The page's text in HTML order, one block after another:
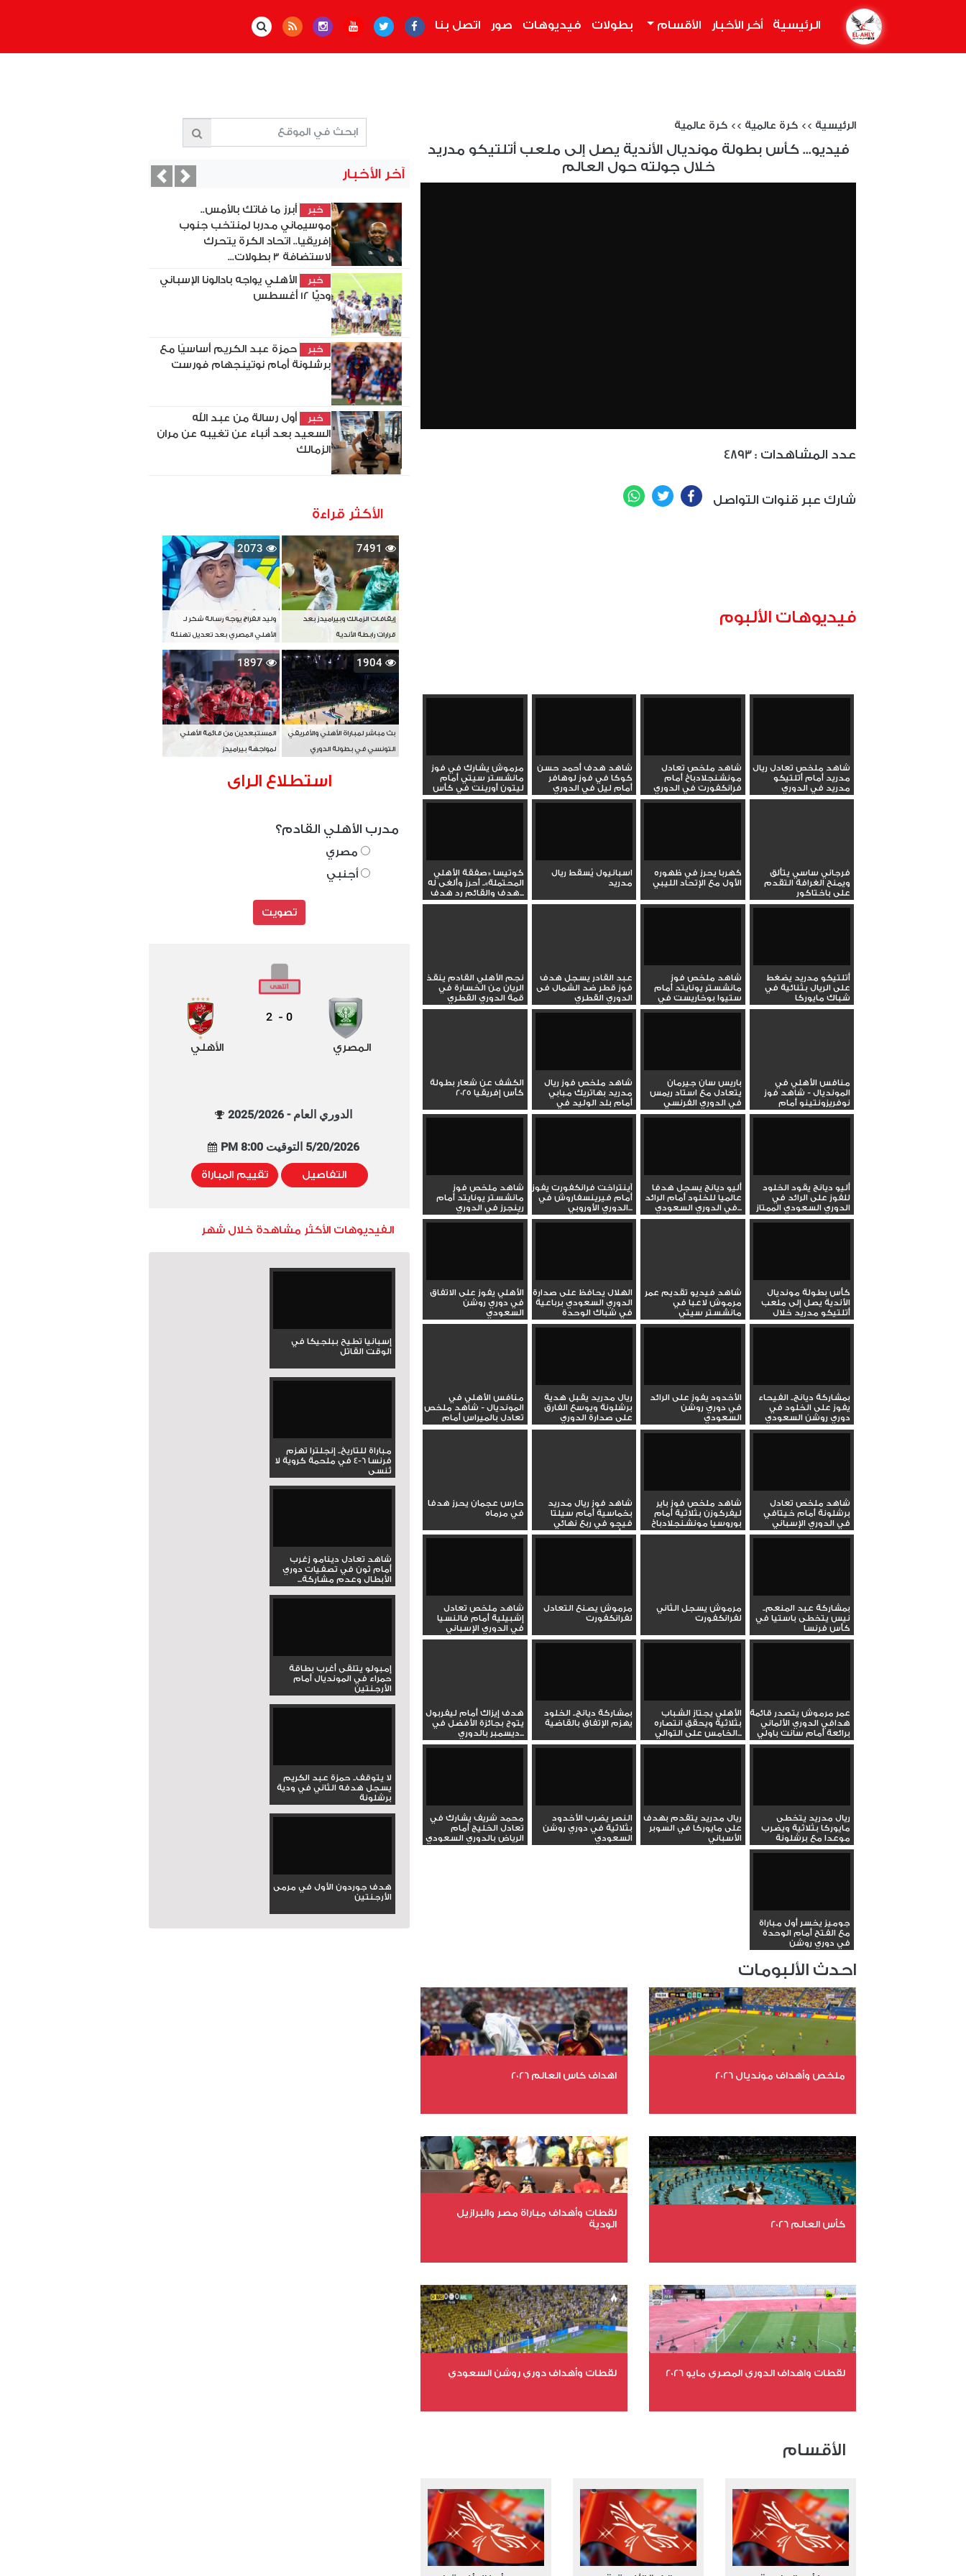
الرئيسية أخر الأخبار الأقسام بطولات فيديوهات صور اتصل بنا
الرئيسية >> كرة عالمية >> كرة عالمية
فيديو... كأس بطولة مونديال الأندية يصل إلى ملعب أتلتيكو مدريد
خلال جولته حول العالم
4893 : عدد المشاهدات
شارك عبر قنوات التواصل Facebook
Twitter
WhatsApp
فيديوهات الألبوم
شاهد ملخص تعادل ريال
مدريد أمام أتلتيكو
مدريد في الدوري
الإسباني...
شاهد ملخص تعادل
مونشنجلادباخ أمام
فرانكفورت في الدوري
الألماني...
شاهد هدف أحمد حسن
كوكا في فوز لوهافر
أمام ليل في الدوري
الفرنسي...
مرموش يشارك في فوز
مانشستر سيتي أمام
ليتون أورينت في كأس
الاتحاد...
فرجاني ساسي يتألق
ويمنح الغرافة التقدم
على باختاكور
كهربا يحرز في ظهوره
الأول مع الإتحاد الليبي
اسبانيول يُسقط ريال
مدريد
كوتيسا «صفقة الأهلي
المحتملة».. أحرز وألغى له
هدف والقائم رد هدف...
أتلتيكو مدريد يضغط
على الريال بثنائية في
شباك مايوركا
شاهد ملخص فوز
مانشستر يونايتد أمام
ستيوا بوخاريست في
الدوري...
عبد القادر يسجل هدف
فوز قطر ضد الشمال فى
الدوري القطري
نجم الأهلي القادم ينقذ
الريان من الخسارة في
قمة الدوري القطري
منافس الأهلي في
المونديال - شاهد فوز
نوفريزونتينو أمام
بالميراس في...
باريس سان جيرمان
يتعادل مع استاد ريمس
في الدوري الفرنسي
الممتاز
شاهد ملخص فوز ريال
مدريد بهاتريك مبابي
أمام بلد الوليد في
الدوري...
الكشف عن شعار بطولة
كأس إفريقيا 2025
أليو ديانج يقود الخلود
للفوز على الرائد في
الدوري السعودي الممتاز
أليو ديانج يسجل هدفا
عالميا للخلود أمام الرائد
في الدوري السعودي...
آينتراخت فرانكفورت يفوز
أمام فيرينسفاروش في
الدوري الأوروبي...
شاهد ملخص فوز
مانشستر يونايتد أمام
رينجرز في الدوري
الأوروبي
كأس بطولة مونديال
الأندية يصل إلى ملعب
أتلتيكو مدريد خلال
جولته...
شاهد فيديو تقديم عمر
مرموش لاعبا في
مانشستر سيتي
الهلال يحافظ على صدارة
الدوري السعودي برباعية
في شباك الوحدة
الأهلي يفوز على الاتفاق
في دوري روشن
السعودي
بمشاركة ديانج.. الفيحاء
يفوز على الخلود في
دوري روشن السعودي
الأخدود يفوز على الرائد
في دوري روشن
السعودي
ريال مدريد يقبل هدية
برشلونة ويوسع الفارق
على صدارة الدوري
منافس الأهلي في
المونديال - شاهد ملخص
تعادل بالميراس أمام
نورويست...
شاهد ملخص تعادل
برشلونة أمام خيتافي
في الدوري الإسباني
الممتاز
شاهد ملخص فوز باير
ليفركوزن بثلاثية أمام
بوروسيا مونشنجلادباخ
في...
شاهد فوز ريال مدريد
بخماسية أمام سيلتا
فيجو في ربع نهائي
كأس ملك...
حارس عجمان يحرز هدفا
في مرماه
بمشاركة عبد المنعم..
نيس يتخطى باستيا في
كأس فرنسا
مرموش يسجل الثاني
لفرانكفورت
مرموش يصنع التعادل
لفرانكفورت
شاهد ملخص تعادل
إشبيلية أمام فالنسيا
في الدوري الإسباني
الممتاز
عمر مرموش يتصدر قائمة
هدافي الدوري الألماني
برائعة أمام سانت باولي
الأهلي يجتاز الشباب
بثلاثية ويحقق انتصاره
الخامس على التوالي...
بمشاركة ديانج.. الخلود
يهزم الإتفاق بالقاضية
هدف إيزاك أمام ليفربول
يتوج بجائزة الأفضل في
ديسمبر بالدوري...
ريال مدريد يتخطى
مايوركا بثلاثية ويضرب
موعدا مع برشلونة
بنهائي...
ريال مدريد يتقدم بهدف
على مايوركا في السوبر
الأسباني
النصر يضرب الأخدود
بثلاثية في دوري روشن
السعودي
محمد شريف يشارك في
تعادل الخليج أمام
الرياض بالدوري السعودي
جوميز يخسر أول مباراة
مع الفتح أمام الوحدة
في دوري روشن
احدث الألبومات
ملخص وأهداف مونديال 2026
عدد المشاهدات 5395
اهداف كاس العالم 2026
عدد المشاهدات 2023
كأس العالم 2026
عدد المشاهدات 11533
لقطات وأهداف مباراة مصر والبرازيل
الودية
عدد المشاهدات 16174
لقطات واهداف الدوري المصري مايو 2026 لقطات وأهداف دوري روشن السعودي
الأقسام
آخر الأخبار
خبر
أبرز ما فاتك بالأمس..
موسيماني مدربا لمنتخب جنوب
إفريقيا.. اتحاد الكرة يتحرك
لاستضافة 3 بطولات...
خبر
الأهلي يواجه بادالونا الإسباني
وديًّا 12 أغسطس
خبر
حمزة عبد الكريم أساسيًا مع
برشلونة أمام نوتينجهام فورست
خبر
أول رسالة من عبد الله
السعيد بعد أنباء عن تغيبه عن مران
الزمالك
PreviousNext
الأكثر قراءة
7491
إيقافات الزمالك وبيراميدز بعد
قرارات رابطة الأندية
2073
وليد الفراج يوجه رسالة شكر لـ
الأهلي المصري بعد تعديل تهنئة
بطل آسيا
1904
بث مباشر لمباراة الأهلي والأفريقي
التونسي في بطولة الدوري
1897
المستبعدين من قائمة الأهلي
لمواجهة بيراميدز
استطلاع الراى
مدرب الأهلي القادم؟
مصري
أجنبي
تصويت
المصري
0
-
2
الأهلي
الدوري العام - 2025/2026
5/20/2026 التوقيت 8:00 PM
التفاصيل تقييم المباراة
الفيديوهات الأكثر مشاهدة خلال شهر
إسبانيا تطيح ببلجيكا في
الوقت القاتل
مباراة للتاريخ.. إنجلترا تهزم
فرنسا 6-4 في ملحمة كروية لا
تُنسى
شاهد تعادل دينامو زغرب
أمام ثون في تصفيات دوري
الأبطال وعدم مشاركة...
إمبولو يتلقى أغرب بطاقة
حمراء في المونديال أمام
الأرجنتين
لا يتوقف.. حمزة عبد الكريم
يسجل هدفه الثاني في ودية
برشلونة
هدف جوردون الأول في مرمى
الأرجنتين